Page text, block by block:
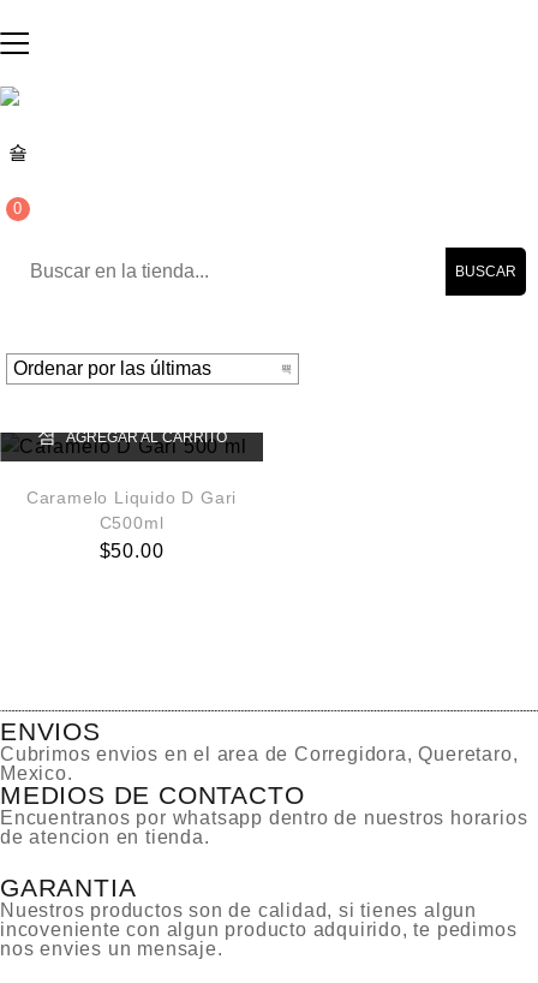
0
BUSCAR
AGREGAR AL CARRITO
Caramelo Liquido D Gari
C500ml
$50.00
ENVIOS
Cubrimos envios en el area de Corregidora, Queretaro,
Mexico.
MEDIOS DE CONTACTO
Encuentranos por whatsapp dentro de nuestros horarios
de atencion en tienda.
GARANTIA
Nuestros productos son de calidad, si tienes algun
incoveniente con algun producto adquirido, te pedimos
nos envies un mensaje.